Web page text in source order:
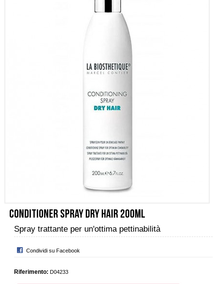
Conditioner Spray Dry Hair 200ml
Spray trattante per un'ottima pettinabilità
Condividi su Facebook
Riferimento: D04233